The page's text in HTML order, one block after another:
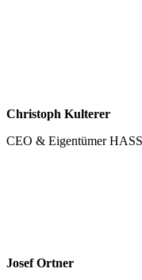
Christoph Kulterer
CEO & Eigentümer
Josef Ortner